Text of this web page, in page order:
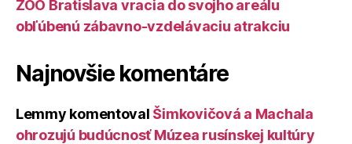
ZOO Bratislava vracia do svojho areálu
obľúbenú zábavno-vzdelávaciu atrakciu
Najnovšie komentáre
Lemmy komentoval Šimkovičová a Machala
ohrozujú budúcnosť Múzea rusínskej kultúry